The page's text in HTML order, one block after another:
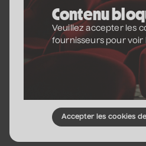
• Korine
3 septembre
Station
Gratuit
Véronic
•
Salle André-
Contenu
Veuillez accepter les
fournisseurs pour voir
Accepter les cookies